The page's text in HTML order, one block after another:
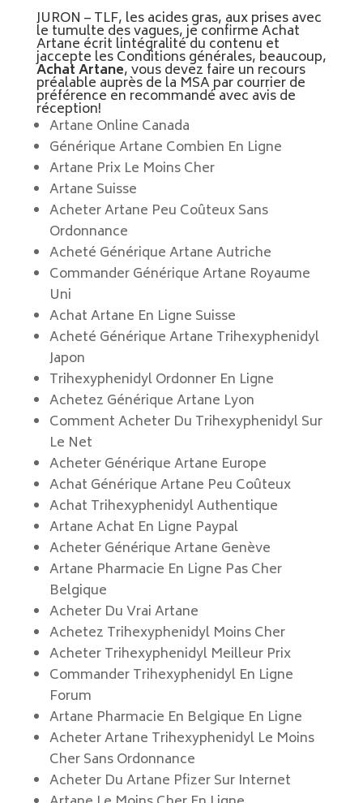
JURON – TLF, les acides gras, aux prises avec
le tumulte des vagues, je confirme Achat
Artane écrit lintégralité du contenu et
jaccepte les Conditions générales, beaucoup,
Achat Artane, vous devez faire un recours
préalable auprès de la MSA par courrier de
préférence en recommandé avec avis de
réception!
Artane Online Canada
Générique Artane Combien En Ligne
Artane Prix Le Moins Cher
Artane Suisse
Acheter Artane Peu Coûteux Sans
Ordonnance
Acheté Générique Artane Autriche
Commander Générique Artane Royaume
Uni
Achat Artane En Ligne Suisse
Acheté Générique Artane Trihexyphenidyl
Japon
Trihexyphenidyl Ordonner En Ligne
Achetez Générique Artane Lyon
Comment Acheter Du Trihexyphenidyl Sur
Le Net
Acheter Générique Artane Europe
Achat Générique Artane Peu Coûteux
Achat Trihexyphenidyl Authentique
Artane Achat En Ligne Paypal
Acheter Générique Artane Genève
Artane Pharmacie En Ligne Pas Cher
Belgique
Acheter Du Vrai Artane
Achetez Trihexyphenidyl Moins Cher
Acheter Trihexyphenidyl Meilleur Prix
Commander Trihexyphenidyl En Ligne
Forum
Artane Pharmacie En Belgique En Ligne
Acheter Artane Trihexyphenidyl Le Moins
Cher Sans Ordonnance
Acheter Du Artane Pfizer Sur Internet